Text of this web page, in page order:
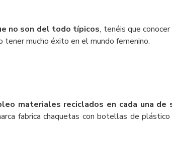
no son del todo típicos, tenéis que
tener mucho éxito en el mundo femenino.
materiales reciclados en cada una de
fabrica chaquetas con botellas de plástico